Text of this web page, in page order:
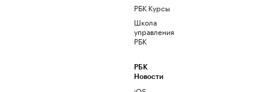
РБК Курсы
Школа
управления
РБК
РБК
Новости